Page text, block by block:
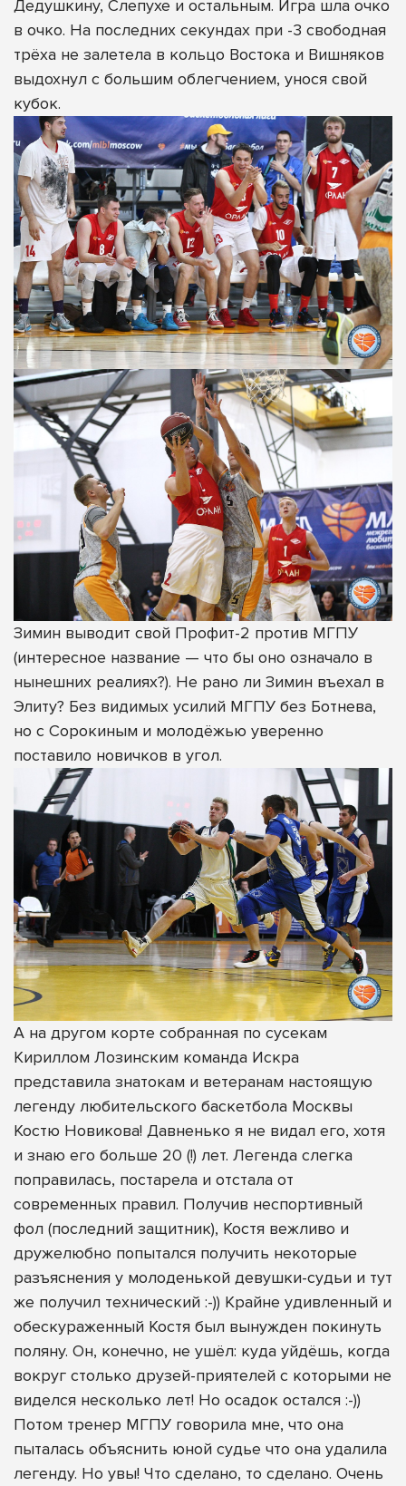
Дедушкину, Слепухе и остальным. Игра шла очко
в очко. На последних секундах при -3 свободная
трёха не залетела в кольцо Востока и Вишняков
выдохнул с большим облегчением, унося свой
кубок.
Зимин выводит свой Профит-2 против МГПУ
(интересное название — что бы оно означало в
нынешних реалиях?). Не рано ли Зимин въехал в
Элиту? Без видимых усилий МГПУ без Ботнева,
но с Сорокиным и молодёжью уверенно
поставило новичков в угол.
А на другом корте собранная по сусекам
Кириллом Лозинским команда Искра
представила знатокам и ветеранам настоящую
легенду любительского баскетбола Москвы
Костю Новикова! Давненько я не видал его, хотя
и знаю его больше 20 (!) лет. Легенда слегка
поправилась, постарела и отстала от
современных правил. Получив неспортивный
фол (последний защитник), Костя вежливо и
дружелюбно попытался получить некоторые
разъяснения у молоденькой девушки-судьи и тут
же получил технический :-)) Крайне удивленный и
обескураженный Костя был вынужден покинуть
поляну. Он, конечно, не ушёл: куда уйдёшь, когда
вокруг столько друзей-приятелей с которыми не
виделся несколько лет! Но осадок остался :-))
Потом тренер МГПУ говорила мне, что она
пыталась объяснить юной судье что она удалила
легенду. Но увы! Что сделано, то сделано. Очень